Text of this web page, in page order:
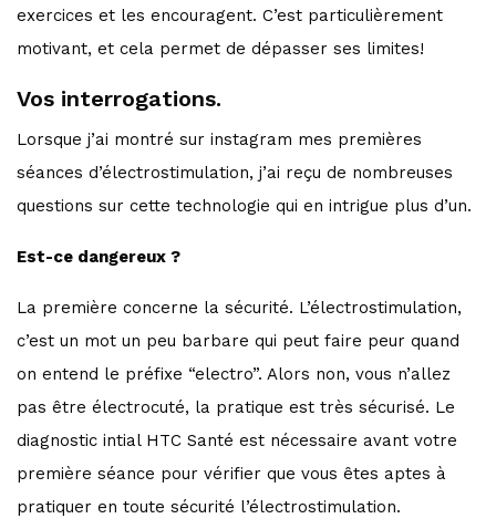
exercices et les encouragent. C’est particulièrement
motivant, et cela permet de dépasser ses limites!
Vos interrogations.
Lorsque j’ai montré sur instagram mes premières
séances d’électrostimulation, j’ai reçu de nombreuses
questions sur cette technologie qui en intrigue plus d’un.
Est-ce dangereux ?
La première concerne la sécurité. L’électrostimulation,
c’est un mot un peu barbare qui peut faire peur quand
on entend le préfixe “electro”. Alors non, vous n’allez
pas être électrocuté, la pratique est très sécurisé. Le
diagnostic intial HTC Santé est nécessaire avant votre
première séance pour vérifier que vous êtes aptes à
pratiquer en toute sécurité l’électrostimulation.